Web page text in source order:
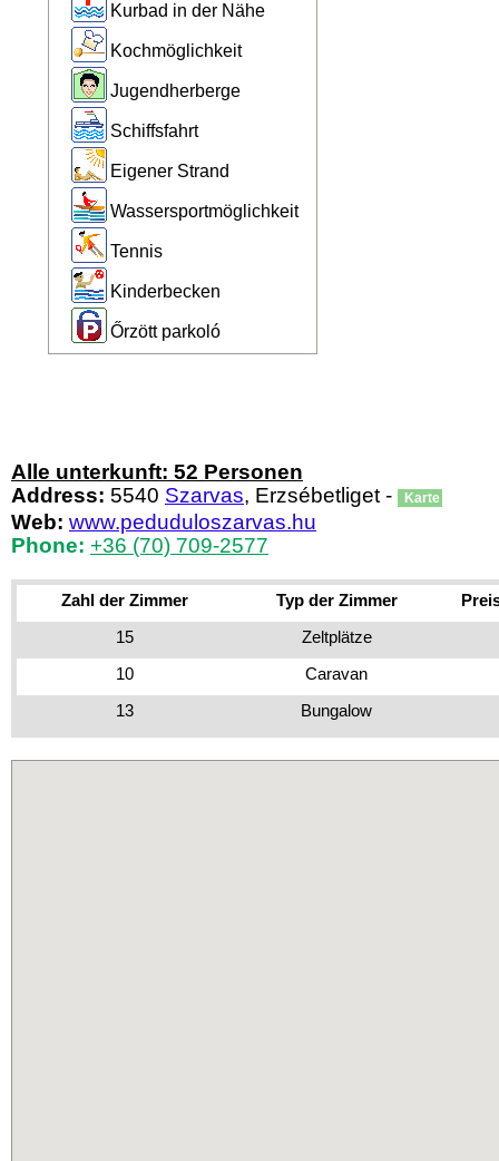
Kurbad in der Nähe
Kochmöglichkeit
Jugendherberge
Schiffsfahrt
Eigener Strand
Wassersportmöglichkeit
Tennis
Kinderbecken
Őrzött parkoló
Alle unterkunft: 52 Personen
Address: 5540 Szarvas, Erzsébetliget - Karte
Web: www.peduduloszarvas.hu
Phone: +36 (70) 709-2577
Zahl der Zimmer Typ der Zimmer
15 Zeltplätze
10 Caravan
13 Bungalow